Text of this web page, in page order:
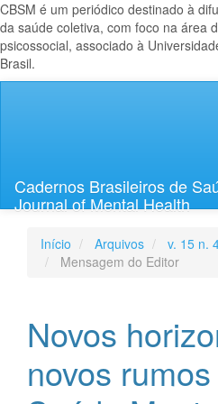
CBSM é um periódico destinado à
da saúde coletiva, com foco na área
psicossocial, associado à
Brasil.
Lateral
Cadernos Brasileiros de
Journal of Mental Health
Início Arquivos
v. 15 n.
Mensagem do Editor
Novos
novos